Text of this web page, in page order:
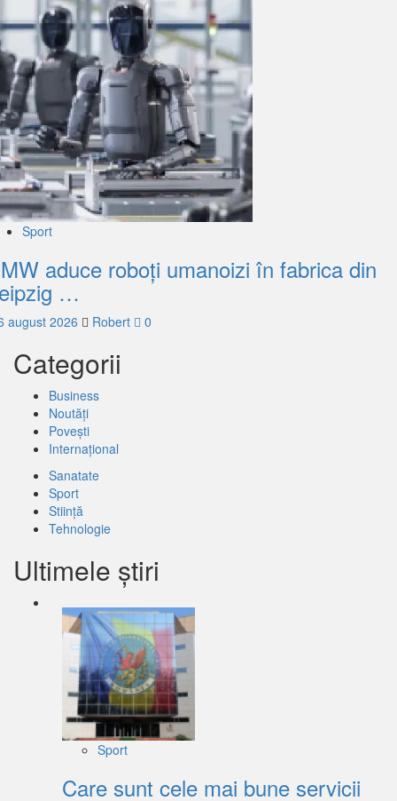
Sport
aduce roboți umanoizi în fabrica din
…
august 2026 Robert 0
Categorii
Business
Noutăți
Povești
Internațional
Sanatate
Sport
Stiință
Tehnologie
Ultimele știri
Sport
Care sunt cele mai bune servicii